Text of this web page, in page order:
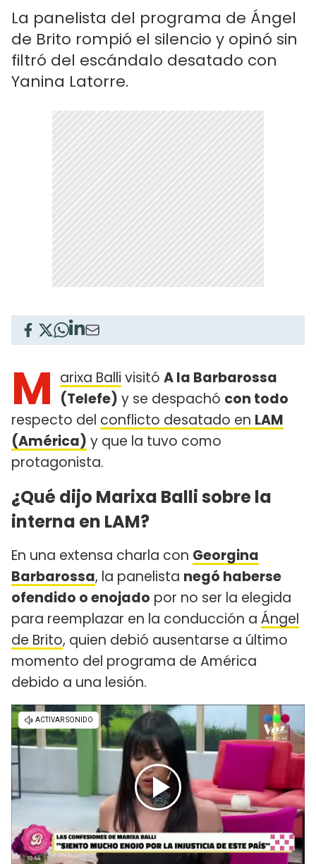
La panelista del programa de Ángel
de Brito rompió el silencio y opinó sin
filtró del escándalo desatado con
Yanina Latorre.
M arixa Balli visitó A la Barbarossa
(Telefe) y se despachó con todo
respecto del conflicto desatado en LAM
(América) y que la tuvo como
protagonista.
¿Qué dijo Marixa Balli sobre la
interna en LAM?
En una extensa charla con Georgina
Barbarossa, la panelista negó haberse
ofendido o enojado por no ser la elegida
para reemplazar en la conducción a Ángel
de Brito, quien debió ausentarse a último
momento del programa de América
debido a una lesión.